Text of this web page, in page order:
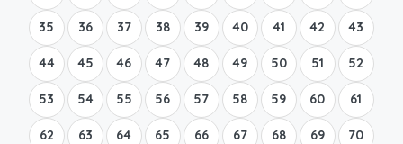
35 36 37 38 39 40 41 42 43
44 45 46 47 48 49 50 51 52
53 54 55 56 57 58 59 60 61
62 63 64 65 66 67 68 69 70